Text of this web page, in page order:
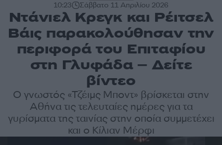
10:23 Σάββατο 11 Απριλίου 2026
Ντάνιελ Κρεγκ και Ρέιτσελ
Βάις παρακολούθησαν την
περιφορά του Επιταφίου
στη Γλυφάδα – Δείτε
βίντεο
Ο γνωστός «Τζέιμς Μποντ» βρίσκεται στην
Αθήνα τις τελευταίες ημέρες για τα
γυρίσματα της ταινίας στην οποία συμμετέχει
και ο Κίλιαν Μέρφι